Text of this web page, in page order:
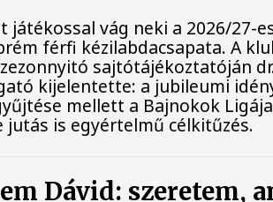
játékossal vág neki a 2026/27-
férfi kézilabdacsapata. A
sajtótájékoztatóján
kijelentette: a jubileumi
mellett a Bajnokok
jutás is egyértelmű célkitűzés.
Dávid: szeretem,